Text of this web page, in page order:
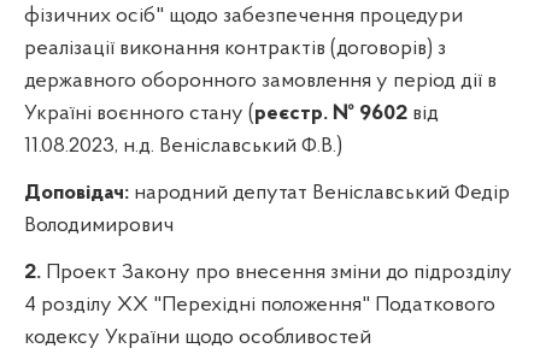
фізичних осіб" щодо забезпечення процедури
реалізації виконання контрактів (договорів) з
державного оборонного замовлення у період дії в
Україні воєнного стану (реєстр. № 9602 від
11.08.2023, н.д. Веніславський Ф.В.)
Доповідач: народний депутат Веніславський Федір
Володимирович
2. Проект Закону про внесення зміни до підрозділу
4 розділу XX "Перехідні положення" Податкового
кодексу України щодо особливостей